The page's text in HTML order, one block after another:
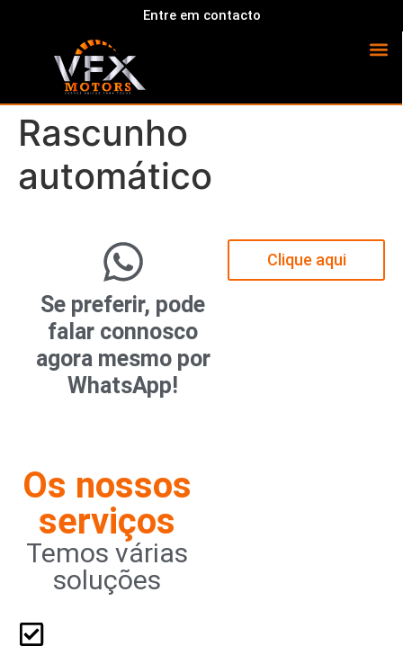
Entre em contacto
Rascunho
automático
Se preferir, pode
falar connosco
agora mesmo por
WhatsApp!
Clique aqui
Os nossos
serviços
Temos várias
soluções